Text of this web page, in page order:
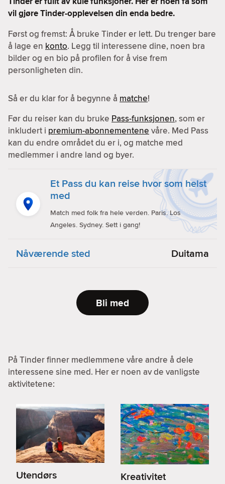
vil gjøre Tinder-opplevelsen din enda bedre.
Først og fremst: Å bruke Tinder er lett. Du trenger bare
å lage en konto. Legg til interessene dine, noen bra
bilder og en bio på profilen for å vise frem
personligheten din.
Så er du klar for å begynne å matche!
Før du reiser kan du bruke Pass-funksjonen, som er
inkludert i premium-abonnementene våre. Med Pass
kan du endre området du er i, og matche med
medlemmer i andre land og byer.
Et Pass du kan reise hvor som helst
med
Match med folk fra hele verden. Paris. Los
Angeles. Sydney. Sett i gang!
Nåværende sted Duitama
Bli med
På Tinder finner medlemmene våre andre å dele
interessene sine med. Her er noen av de vanligste
aktivitetene:
Utendørs Kreativitet